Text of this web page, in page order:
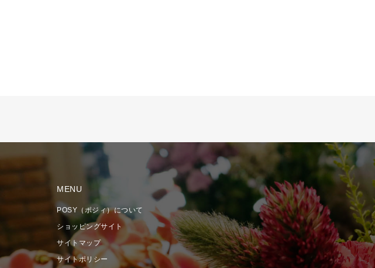
MENU
POSY（ポジィ）について
ショッピングサイト
サイトマップ
サイトポリシー